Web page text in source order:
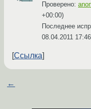
Проверено:
+00:00)
Последнее
08.04.2011
Ссылка
←